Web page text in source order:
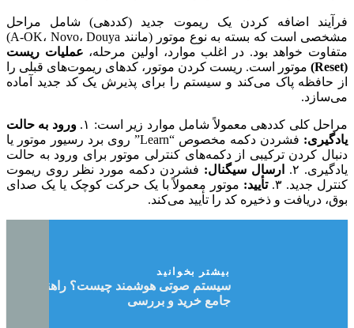
فرآیند اضافه کردن یک ریموت جدید (کددهی) شامل مراحل
مشخصی است که بسته به نوع موتور (مانند A-OK، Novo، Douya)
متفاوت خواهد بود. در اغلب موارد، اولین مرحله، عملیات ریست
(Reset)
موتور است. ریست کردن موتور، کدهای ریموت‌های قبلی را
از حافظه پاک می‌کند و سیستم را برای پذیرش یک کد جدید آماده
می‌سازد.
مراحل کلی کددهی معمولاً شامل موارد زیر است: ۱.
ورود به حالت
یادگیری:
فشردن دکمه مخصوص “Learn” روی برد رسیور موتور یا
دنبال کردن ترکیبی از دکمه‌های کنترلی موتور برای ورود به حالت
یادگیری. ۲.
ارسال سیگنال: فشردن دکمه مورد نظر روی ریموت
کنترل جدید. ۳.
تأیید: موتور معمولاً با یک حرکت کوچک یا یک صدای
بوق، دریافت و ذخیره کد را تأیید می‌کند.
بیشتر بخوانید
سیستم صوتی هوشمند چیست؟ راهنمای
جامع خرید و بررسی